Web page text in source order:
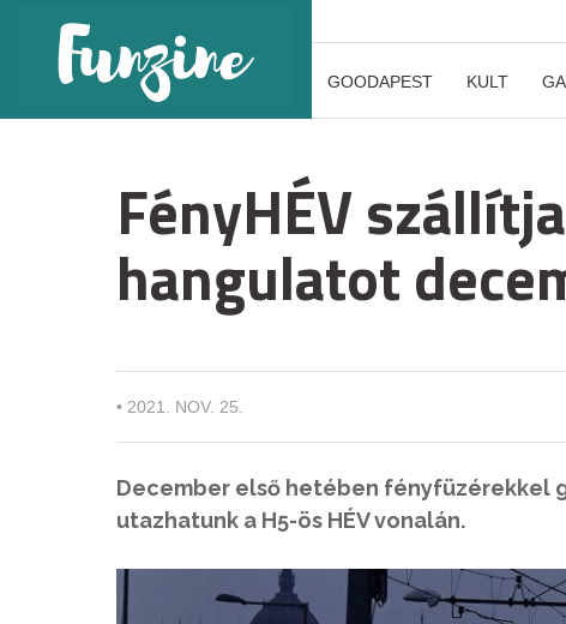
GOODAPEST KULT
FényHÉV
hangulatot
• 2021. NOV. 25.
December első hetében
utazhatunk a H5-ös HÉV vonalán.